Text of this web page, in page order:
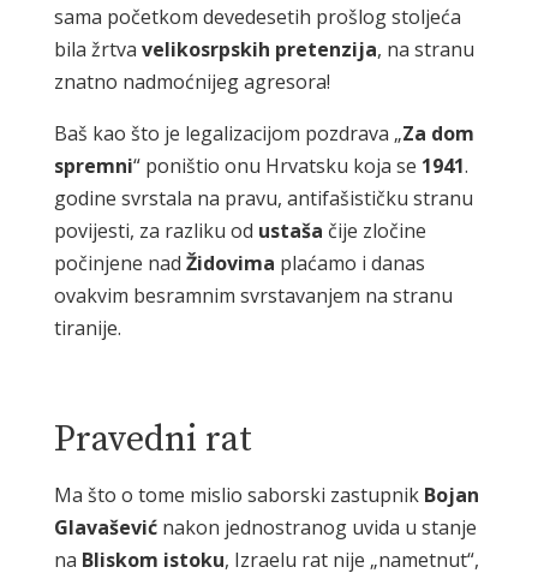
sama početkom devedesetih prošlog stoljeća
bila žrtva velikosrpskih pretenzija, na stranu
znatno nadmoćnijeg agresora!
Baš kao što je legalizacijom pozdrava „Za dom
spremni“ poništio onu Hrvatsku koja se 1941.
godine svrstala na pravu, antifašističku stranu
povijesti, za razliku od ustaša čije zločine
počinjene nad Židovima plaćamo i danas
ovakvim besramnim svrstavanjem na stranu
tiranije.
Pravedni rat
Ma što o tome mislio saborski zastupnik Bojan
Glavaševićnakon jednostranog uvida u stanje
na Bliskom istoku, Izraelu rat nije „nametnut“,